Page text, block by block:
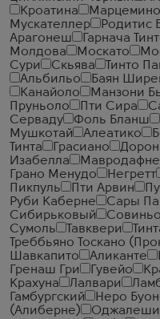
Кроатина
Марцемино
Мускателлер
Родитис
Арагонеш
Гарнача
Молдова
Москато
Сури
Скьява Тинто
Альбильо
Баян
Канайоло
Манзони
Пруньоло
Пти Сира
Серваду
Фоль Бланш
Мушкотай
Алеатико
Тинта
Грасиано
Изабелла
Мавродафне
Грано Менудо
Негретт
Пикпуль
Пти Арвин
Руби Каберне
Сары
Сибирьковый
Сумоль
Тавквери
Треббьяно Тоскано
Шавкапито
Аликанте
Гренаш Гри
Гувейо
Крахуна
Лалвари
Гамбургский
Неро
(Алиберне)
Оджалеши